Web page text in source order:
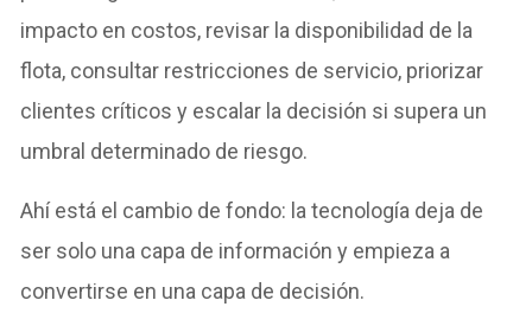
impacto en costos, revisar la disponibilidad de la
flota, consultar restricciones de servicio, priorizar
clientes críticos y escalar la decisión si supera un
umbral determinado de riesgo.
Ahí está el cambio de fondo: la tecnología deja de
ser solo una capa de información y empieza a
convertirse en una capa de decisión.